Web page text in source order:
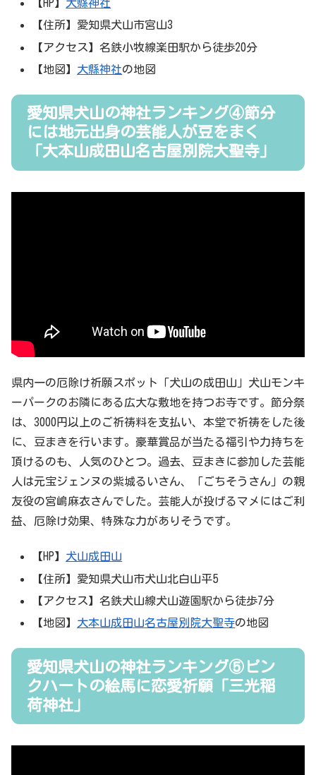
【HP】 大縣神社
【住所】愛知県犬山市宮山3
【アクセス】名鉄小牧線楽田駅から徒歩20分
【地図】 大縣神社の地図
愛知県犬山の神社ランキング④節分
には地元出身の芸能人が豆をまく
「大本山成田山名古屋別院大聖寺」
県内一の厄除け祈願スポット「犬山の成田山」犬山モンキ
ーパークのお隣にある広大な敷地を持つお寺です。節分祭
は、3000円以上のご祈祷料を支払い、本堂で祈祷をした後
に、豆まきを行います。豪華賞品が当たる福引や力持ちを
頂けるのも、人気のひとつ。過去、豆まきに参加した芸能
人は元宝ジェンヌの紫城るいさん、「ごちそうさん」の親
友役の宮嶋麻衣さんでした。芸能人が投げるマメにはご利
益、厄除け効果、特殊な力がありそうです。
【HP】 犬山成田山
【住所】愛知県犬山市犬山北白山平5
【アクセス】名鉄犬山線犬山遊園駅から徒歩7分
【地図】 大本山成田山名古屋別院大聖寺の地図
愛知県犬山の神社ランキング⑤ピン
クハートの絵馬に恋愛祈願「三光稲
荷神社」